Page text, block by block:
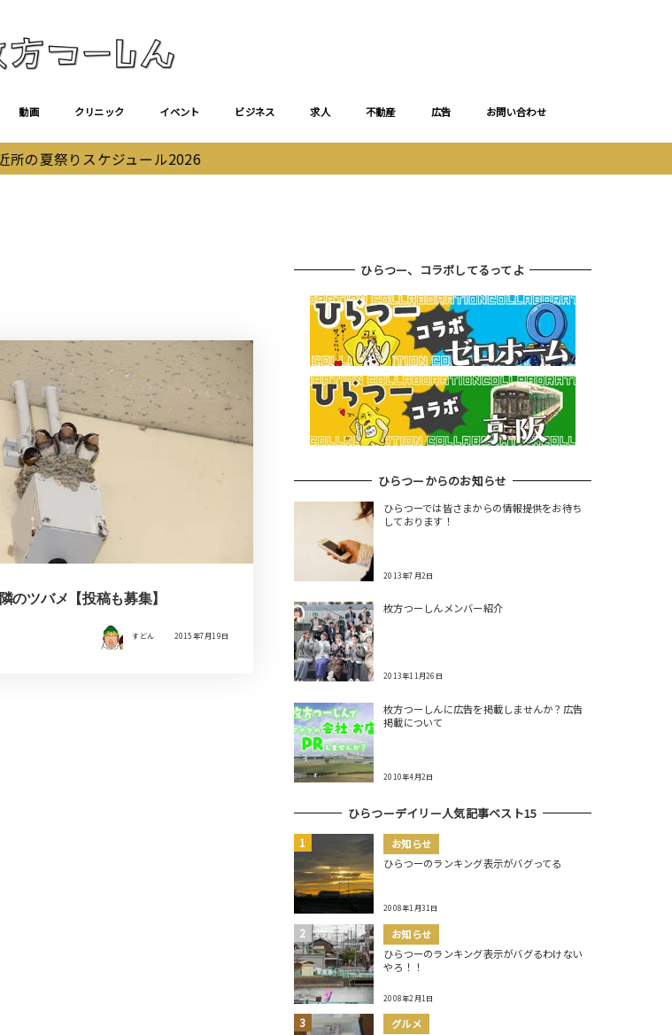
動画 クリニック イベント ビジネス 求人 不動産 広告 お問い合わせ
所の夏祭りスケジュール2026
のツバメ【投稿も募集】
すどん 2015年7月19日
ひらつー、コラボしてるってよ
ひらつーからのお知らせ
ひらつーでは皆さまからの情報提供をお待ち
しております！
2013年7月2日
枚方つーしんメンバー紹介
2013年11月26日
枚方つーしんに広告を掲載しませんか？広告
掲載について
2010年4月2日
ひらつーデイリー人気記事ベスト15
お知らせ
ひらつーのランキング表示がバグってる
2008年1月31日
お知らせ
ひらつーのランキング表示がバグるわけない
やろ！！
2008年2月1日
グルメ